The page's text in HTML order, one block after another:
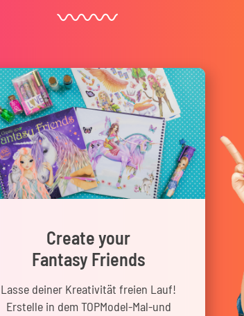
Create your
Fantasy Friends
Lasse deiner Kreativität freien Lauf!
Erstelle in dem TOPModel-Mal-und